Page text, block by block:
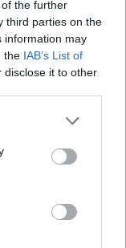
the further
third parties on the
information may
the IAB’s List of
disclose it to other
DO AUTOR
lugar no